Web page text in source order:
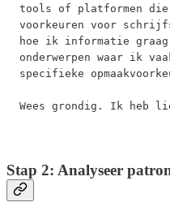
tools of platformen
voorkeuren voor
hoe ik informatie
onderwerpen waar ik
specifieke
Wees grondig. Ik heb
Stap 2: Analyseer